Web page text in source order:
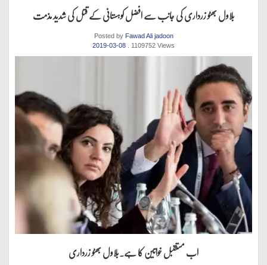
بلاول بھٹو زرداری کی جانب سے افضل کوہستانی کے قتل کی شدید مذمت
Posted by Fawad Ali jadoon
2019-03-08
. 1109752 Views
اب مستقبل خواتین کا ہے.بلاول بھٹو زرداری